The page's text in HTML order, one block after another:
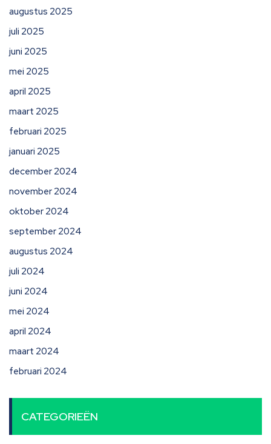
augustus 2025
juli 2025
juni 2025
mei 2025
april 2025
maart 2025
februari 2025
januari 2025
december 2024
november 2024
oktober 2024
september 2024
augustus 2024
juli 2024
juni 2024
mei 2024
april 2024
maart 2024
februari 2024
CATEGORIEËN